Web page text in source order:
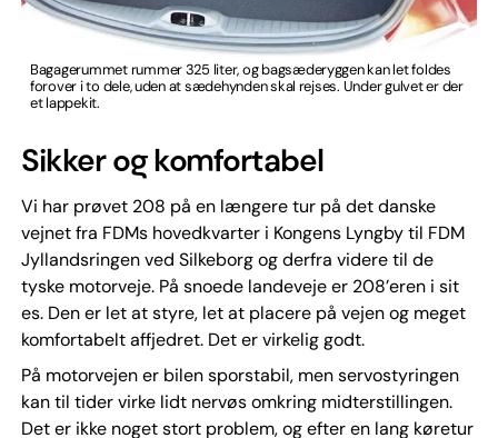
Bagagerummet rummer 325 liter, og bagsæderyggen kan let foldes
forover i to dele, uden at sædehynden skal rejses. Under gulvet er der
et lappekit.
Sikker og komfortabel
Vi har prøvet 208 på en længere tur på det danske
vejnet fra FDMs hovedkvarter i Kongens Lyngby til FDM
Jyllandsringen ved Silkeborg og derfra videre til de
tyske motorveje. På snoede landeveje er 208’eren i sit
es. Den er let at styre, let at placere på vejen og meget
komfortabelt affjedret. Det er virkelig godt.
På motorvejen er bilen sporstabil, men servostyringen
kan til tider virke lidt nervøs omkring midterstillingen.
Det er ikke noget stort problem, og efter en lang køretur